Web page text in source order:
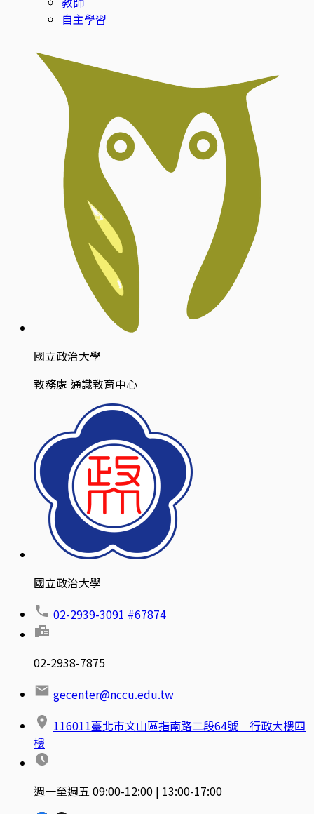
自主學習
國立政治大學
教務處 通識教育中心
國立政治大學
02-2939-3091 #67874
02-2938-7875
gecenter@nccu.edu.tw
116011臺北市文山區指南路二段64號 行政大樓四
樓
週一至週五 09:00-12:00 | 13:00-17:00